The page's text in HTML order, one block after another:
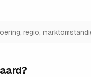
regio,